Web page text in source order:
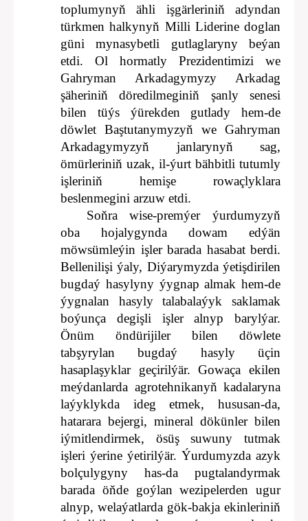
toplumynyň ähli işgärleriniň adyndan
türkmen halkynyň Milli Liderine doglan
güni mynasybetli gutlaglaryny beýan
etdi. Ol hormatly Prezidentimizi we
Gahryman Arkadagymyzy Arkadag
şäheriniň döredilmeginiň şanly senesi
bilen tüýs ýürekden gutlady hem-de
döwlet Baştutanymyzyň we Gahryman
Arkadagymyzyň janlarynyň sag,
ömürleriniň uzak, il-ýurt bähbitli tutumly
işleriniň hemişe rowaçlyklara
beslenmegini arzuw etdi.
Soňra wise-premýer ýurdumyzyň
oba hojalygynda dowam edýän
möwsümleýin işler barada hasabat berdi.
Bellenilişi ýaly, Diýarymyzda ýetişdirilen
bugdaý hasylyny ýygnap almak hem-de
ýygnalan hasyly talabalaýyk saklamak
boýunça degişli işler alnyp barylýar.
Önüm öndürijiler bilen döwlete
tabşyrylan bugdaý hasyly üçin
hasaplaşyklar geçirilýär. Gowaça ekilen
meýdanlarda agrotehnikanyň kadalaryna
laýyklykda ideg etmek, hususan-da,
hatarara bejergi, mineral dökünler bilen
iýmitlendirmek, ösüş suwuny tutmak
işleri ýerine ýetirilýär. Ýurdumyzda azyk
bolçulygyny has-da pugtalandyrmak
barada öňde goýlan wezipelerden ugur
alnyp, welaýatlarda gök-bakja ekinleriniň